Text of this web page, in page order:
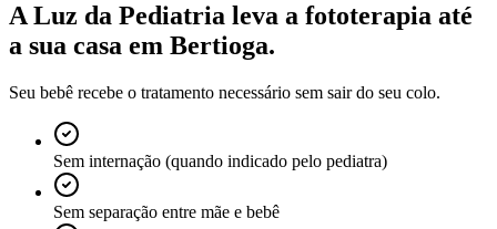
A Luz da Pediatria leva a fototerapia até
a sua casa em Bertioga.
Seu bebê recebe o tratamento necessário sem sair do seu colo.
Sem internação (quando indicado pelo pediatra)
Sem separação entre mãe e bebê